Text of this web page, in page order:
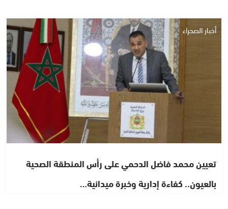
أخبار الصحراء
تعيين محمد فاضل الدحمي على رأس المنطقة الصحية
بالعيون.. كفاءة إدارية وخبرة ميدانية…